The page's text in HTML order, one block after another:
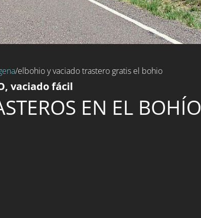
/elbohio y vaciado trastero gratis el bohio
vaciado fácil
EN EL BOHÍO